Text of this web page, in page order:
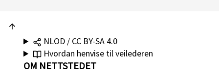
NLOD / CC BY-SA 4.0
Hvordan henvise til veilederen
OM NETTSTEDET